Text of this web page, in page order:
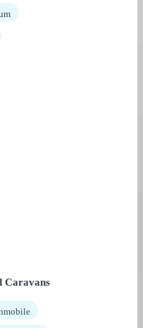
Caravans